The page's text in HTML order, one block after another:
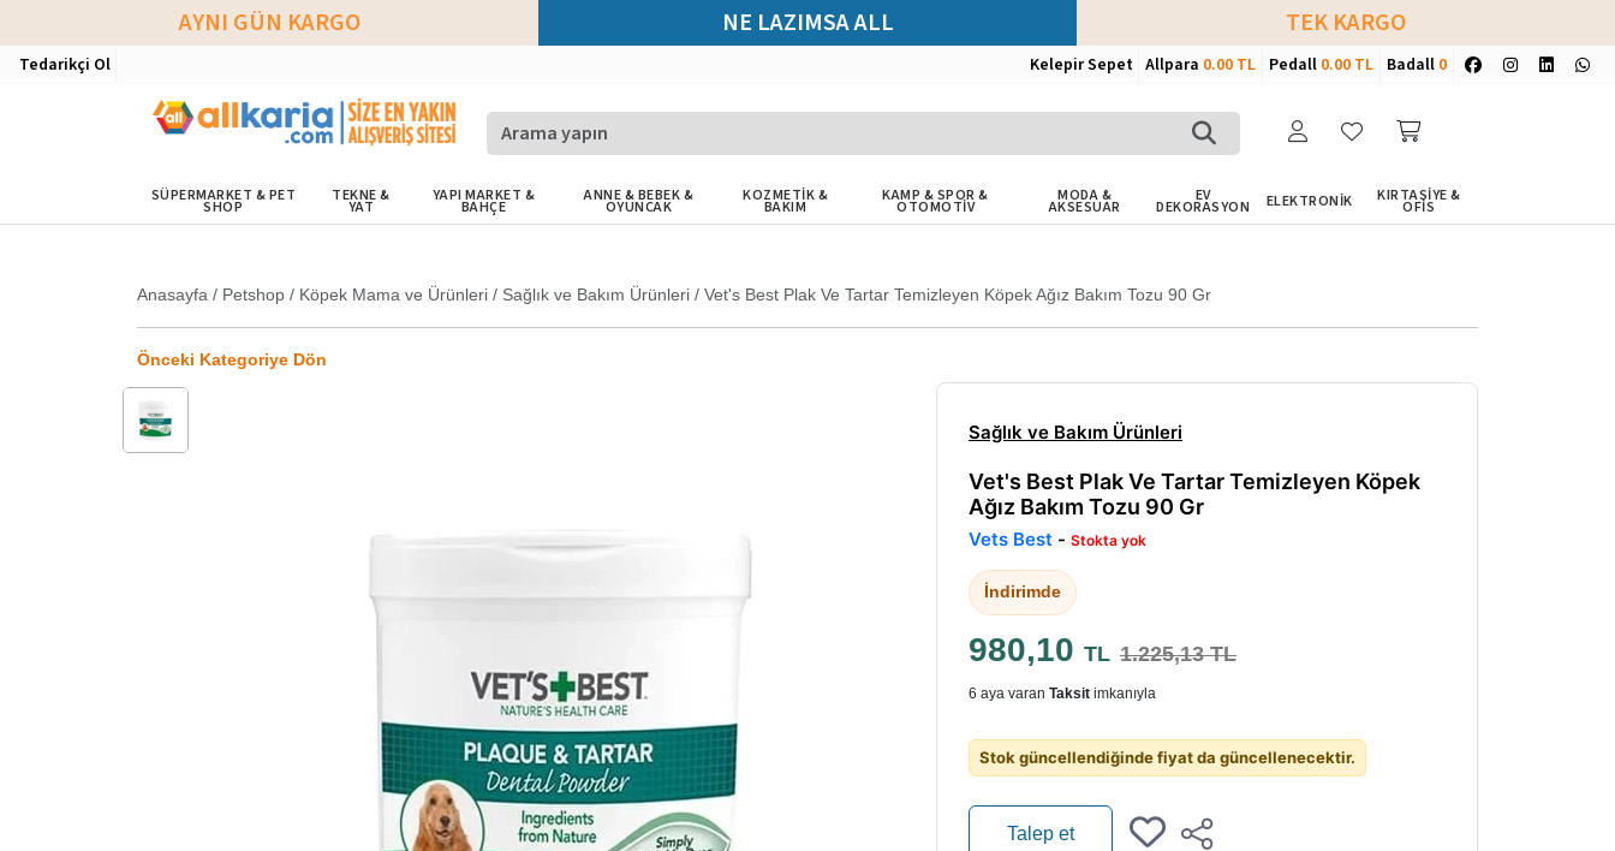
AYNI GÜN KARGO NE LAZIMSA ALL TEK KARGO
Tedarikçi Ol Kelepir Sepet Allpara 0.00 TL Pedall 0.00 TL Badall 0
SÜPERMARKET & PET
SHOP
TEKNE &
YAT
YAPI MARKET &
BAHÇE
ANNE & BEBEK &
OYUNCAK
KOZMETİK &
BAKIM
KAMP & SPOR &
OTOMOTİV
MODA &
AKSESUAR
EV
DEKORASYON ELEKTRONİK KIRTASİYE &
OFİS
Anasayfa / Petshop / Köpek Mama ve Ürünleri / Sağlık ve Bakım Ürünleri / Vet's Best Plak Ve Tartar Temizleyen Köpek Ağız Bakım Tozu 90 Gr
Önceki Kategoriye Dön
Sağlık ve Bakım Ürünleri
Vet's Best Plak Ve Tartar Temizleyen Köpek
Ağız Bakım Tozu 90 Gr
Vets Best - Stokta yok
İndirimde
980,10 TL 1.225,13 TL
6 aya varan Taksit imkanıyla
Stok güncellendiğinde fiyat da güncellenecektir.
Talep et